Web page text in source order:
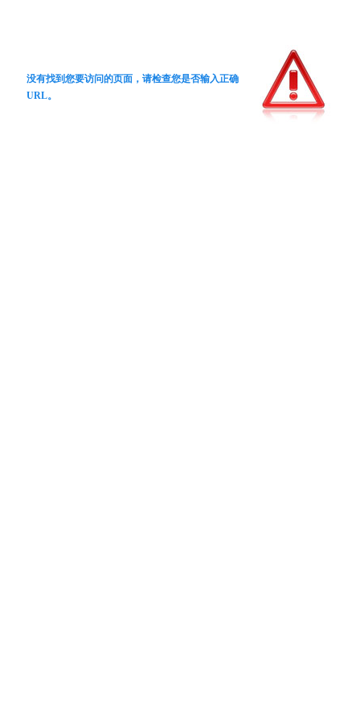
没有找到您要访问的页面，请检查您是否输入正确
URL。